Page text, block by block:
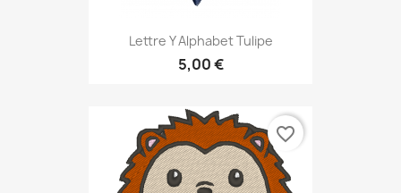
Lettre Y Alphabet Tulipe
5,00 €
favorite_border